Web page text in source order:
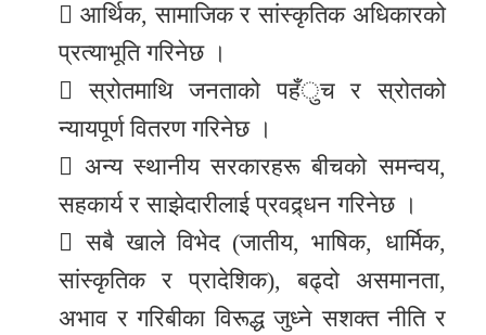
 आर्थिक, सामाजिक र सांस्कृतिक अधिकारको
प्रत्याभूति गरिनेछ ।
 स्रोतमाथि जनताको पहँुच र स्रोतको
न्यायपूर्ण वितरण गरिनेछ ।
 अन्य स्थानीय सरकारहरू बीचको समन्वय,
सहकार्य र साझेदारीलाई प्रवद्र्धन गरिनेछ ।
 सबै खाले विभेद (जातीय, भाषिक, धार्मिक,
सांस्कृतिक र प्रादेशिक), बढ्दो असमानता,
अभाव र गरिबीका विरूद्ध जुध्ने सशक्त नीति र